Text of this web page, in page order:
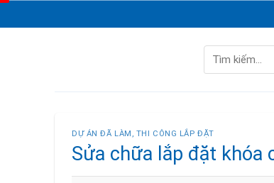
to
kiếm:
DỰ ÁN ĐÃ LÀM , THI CÔNG LẮP ĐẶT
Sửa chữa lắp đặt khóa